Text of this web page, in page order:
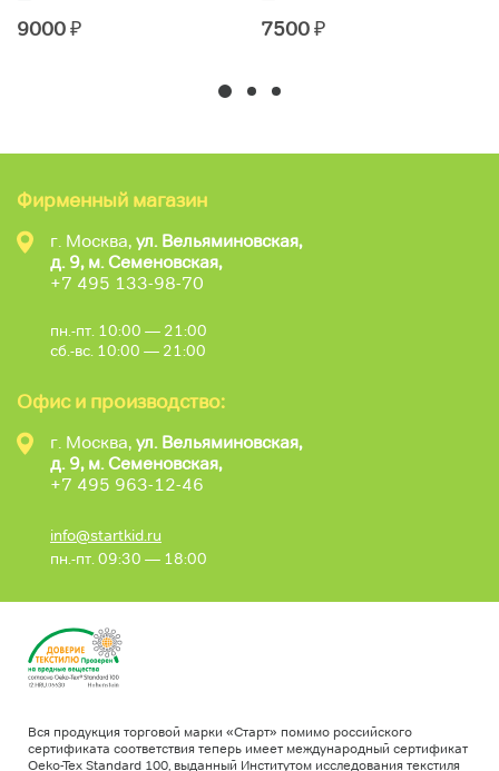
9000₽ 7500₽
Фирменный магазин
г. Москва, ул. Вельяминовская,
д. 9, м. Семеновская,
+7 495 133-98-70
пн.-пт. 10:00 — 21:00
сб.-вс. 10:00 — 21:00
Офис и производство:
г. Москва, ул. Вельяминовская,
д. 9, м. Семеновская,
+7 495 963-12-46
info@startkid.ru
пн.-пт. 09:30 — 18:00
Вся продукция торговой марки «Старт» помимо российского
сертификата соответствия теперь имеет международный сертификат
Oeko-Tex Standard 100, выданный Институтом исследования текстиля